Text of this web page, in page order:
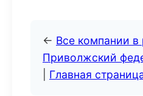
← Все компании в
Приволжский
Главная